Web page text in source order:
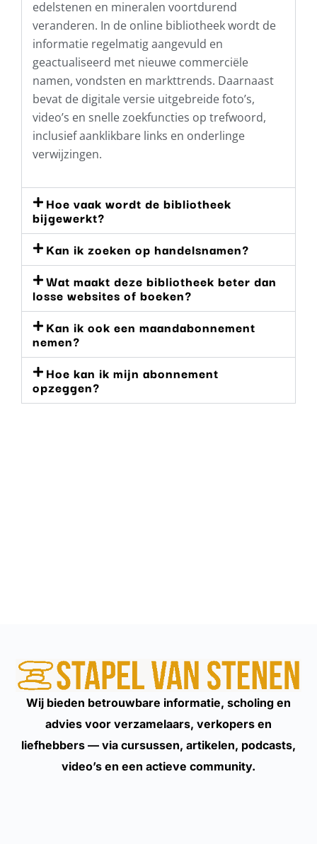
edelstenen en mineralen voortdurend
veranderen. In de online bibliotheek wordt de
informatie regelmatig aangevuld en
geactualiseerd met nieuwe commerciële
namen, vondsten en markttrends. Daarnaast
bevat de digitale versie uitgebreide foto’s,
video’s en snelle zoekfuncties op trefwoord,
inclusief aanklikbare links en onderlinge
verwijzingen.
Hoe vaak wordt de bibliotheek
bijgewerkt?
Kan ik zoeken op handelsnamen?
Wat maakt deze bibliotheek beter dan
losse websites of boeken?
Kan ik ook een maandabonnement
nemen?
Hoe kan ik mijn abonnement
opzeggen?
Wij bieden betrouwbare informatie, scholing en
advies voor verzamelaars, verkopers en
liefhebbers — via cursussen, artikelen, podcasts,
video’s en een actieve community.